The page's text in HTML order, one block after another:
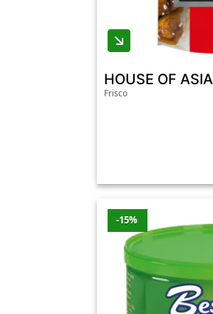
HOUSE OF
Frisco
-15%